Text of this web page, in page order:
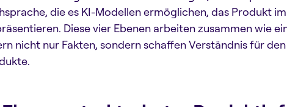
die es KI-Modellen ermöglichen, das Produkt
Diese vier Ebenen arbeiten zusammen wie
nicht nur Fakten, sondern schaffen Verständnis für